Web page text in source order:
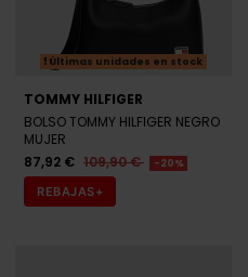
Últimas unidades en stock
TOMMY HILFIGER
MUJER
87,92 € 109,90 € -20%
REBAJAS+